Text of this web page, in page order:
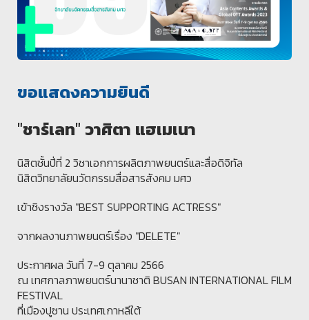
ขอแสดงความยินดี
"ชาร์เลท" วาศิตา แฮเมเนา
นิสิตชั้นปี่ที่ 2 วิชาเอกการผลิตภาพยนตร์และสื่อดิจิทัล
นิสิตวิทยาลัยนวัตกรรมสื่อสารสังคม มศว
เข้าชิงรางวัล "BEST SUPPORTING ACTRESS"
จากผลงานภาพยนตร์เรื่อง "DELETE"
ประกาศผล วันที่ 7-9 ตุลาคม 2566
ณ เทศกาลภาพยนตร์นานาชาติ BUSAN INTERNATIONAL FILM
FESTIVAL
ที่เมืองปูซาน ประเทศเกาหลีใต้